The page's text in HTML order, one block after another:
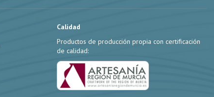
Calidad
Productos de producción propia con certificación
de calidad: